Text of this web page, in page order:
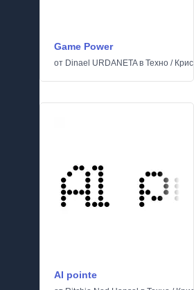
Game Power
от Dinael URDANETAв Техно /
AI pointe